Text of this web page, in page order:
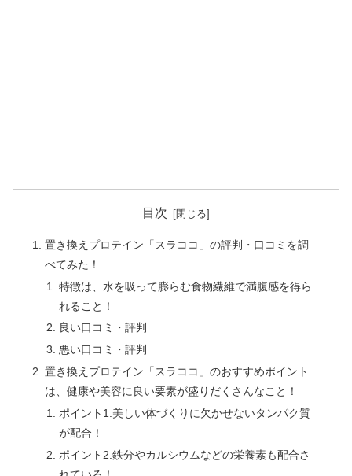
目次
置き換えプロテイン「スラココ」の評判・口コミを調
べてみた！
特徴は、水を吸って膨らむ食物繊維で満腹感を得ら
れること！
良い口コミ・評判
悪い口コミ・評判
置き換えプロテイン「スラココ」のおすすめポイント
は、健康や美容に良い要素が盛りだくさんなこと！
ポイント1.美しい体づくりに欠かせないタンパク質
が配合！
ポイント2.鉄分やカルシウムなどの栄養素も配合さ